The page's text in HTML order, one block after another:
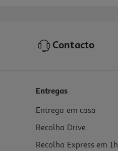
Contacto
Entregas
Entrega em casa
Recolha Drive
Recolha Express em 1h